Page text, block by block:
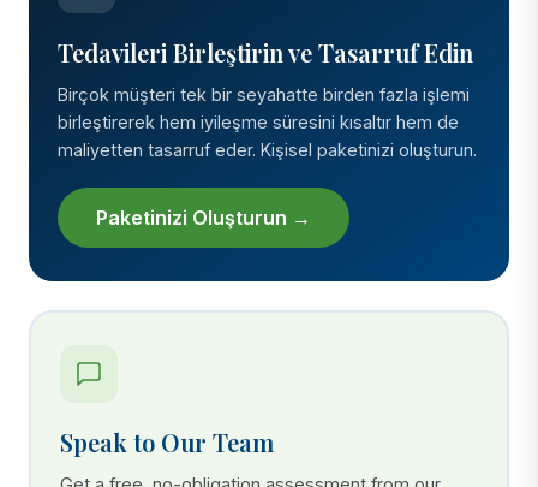
Tedavileri Birleştirin ve Tasarruf Edin
Birçok müşteri tek bir seyahatte birden fazla işlemi
birleştirerek hem iyileşme süresini kısaltır hem de
maliyetten tasarruf eder. Kişisel paketinizi oluşturun.
Paketinizi Oluşturun →
Speak to Our Team